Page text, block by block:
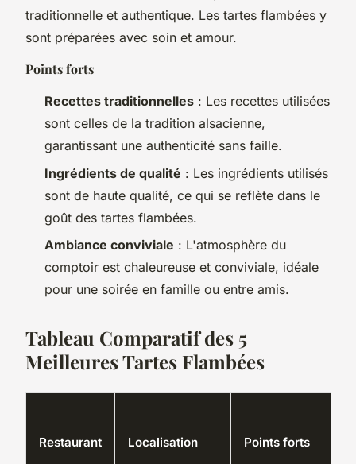
traditionnelle et authentique. Les tartes flambées y
sont préparées avec soin et amour.
Points forts
Recettes traditionnelles : Les recettes utilisées
sont celles de la tradition alsacienne,
garantissant une authenticité sans faille.
Ingrédients de qualité : Les ingrédients utilisés
sont de haute qualité, ce qui se reflète dans le
goût des tartes flambées.
Ambiance conviviale : L'atmosphère du
comptoir est chaleureuse et conviviale, idéale
pour une soirée en famille ou entre amis.
Tableau Comparatif des 5
Meilleures Tartes Flambées
Restaurant Localisation Points forts